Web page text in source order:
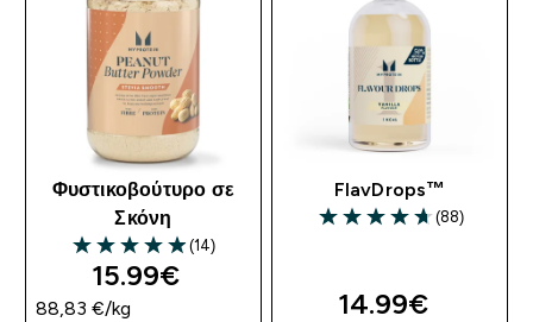
Φυστικοβούτυρο σε
Σκόνη
4.93 out of 5 stars
(14)
15.99€‎
88,83 €‎/kg
FlavDrops™
4.69 out of 5 stars
(88)
14.99€‎